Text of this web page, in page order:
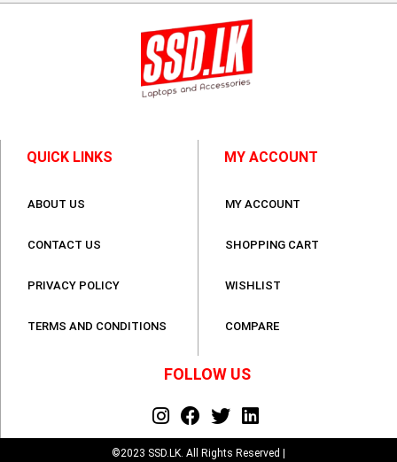
QUICK LINKS
ABOUT US
CONTACT US
PRIVACY POLICY
TERMS AND CONDITIONS
MY ACCOUNT
MY ACCOUNT
SHOPPING CART
WISHLIST
COMPARE
FOLLOW US
©2023 SSD.LK. All Rights Reserved |